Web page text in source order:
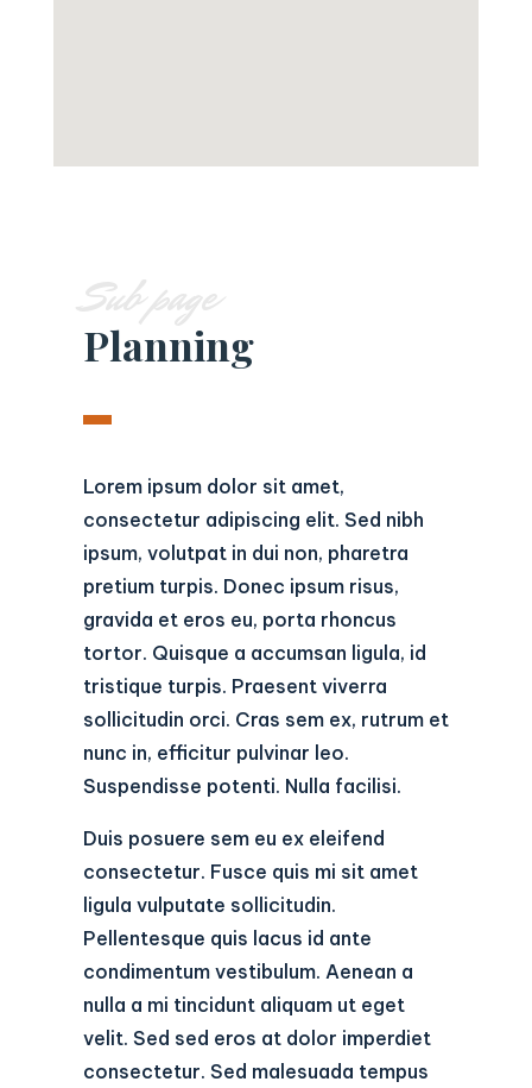
Sub page
Planning
Lorem ipsum dolor sit amet,
consectetur adipiscing elit. Sed nibh
ipsum, volutpat in dui non, pharetra
pretium turpis. Donec ipsum risus,
gravida et eros eu, porta rhoncus
tortor. Quisque a accumsan ligula, id
tristique turpis. Praesent viverra
sollicitudin orci. Cras sem ex, rutrum et
nunc in, efficitur pulvinar leo.
Suspendisse potenti. Nulla facilisi.
Duis posuere sem eu ex eleifend
consectetur. Fusce quis mi sit amet
ligula vulputate sollicitudin.
Pellentesque quis lacus id ante
condimentum vestibulum. Aenean a
nulla a mi tincidunt aliquam ut eget
velit. Sed sed eros at dolor imperdiet
consectetur. Sed malesuada tempus